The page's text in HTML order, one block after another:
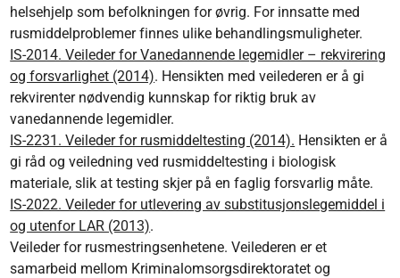
helsehjelp som befolkningen for øvrig. For innsatte med
rusmiddelproblemer finnes ulike behandlingsmuligheter.
IS-2014. Veileder for Vanedannende legemidler – rekvirering
og forsvarlighet (2014). Hensikten med veilederen er å gi
rekvirenter nødvendig kunnskap for riktig bruk av
vanedannende legemidler.
IS-2231. Veileder for rusmiddeltesting (2014). Hensikten er å
gi råd og veiledning ved rusmiddeltesting i biologisk
materiale, slik at testing skjer på en faglig forsvarlig måte.
IS-2022. Veileder for utlevering av substitusjonslegemiddel i
og utenfor LAR (2013).
Veileder for rusmestringsenhetene. Veilederen er et
samarbeid mellom Kriminalomsorgsdirektoratet og